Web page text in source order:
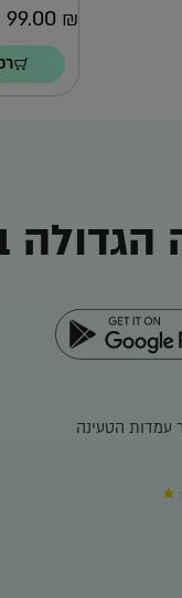
99.00 ₪
הגדולה
עמדות הטעינה